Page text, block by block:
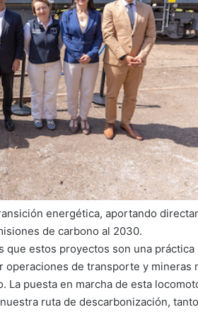
energética, aportando
de carbono al 2030.
que estos proyectos son una práctica
de transporte y mineras
puesta en marcha de esta
ruta de descarbonización,